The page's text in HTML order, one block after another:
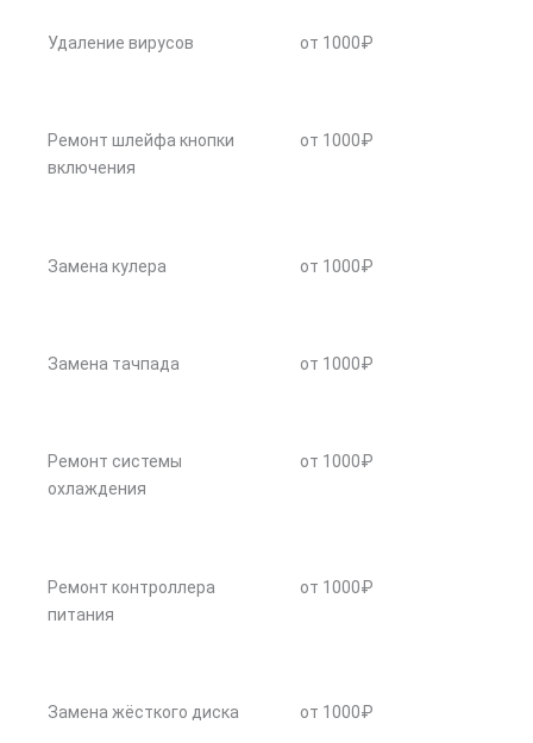
Удаление вирусов от 1000₽
Ремонт шлейфа кнопки
включения
от 1000₽
Замена кулера от 1000₽
Замена тачпада от 1000₽
Ремонт системы
охлаждения
от 1000₽
Ремонт контроллера
питания
от 1000₽
Замена жёсткого диска от 1000₽